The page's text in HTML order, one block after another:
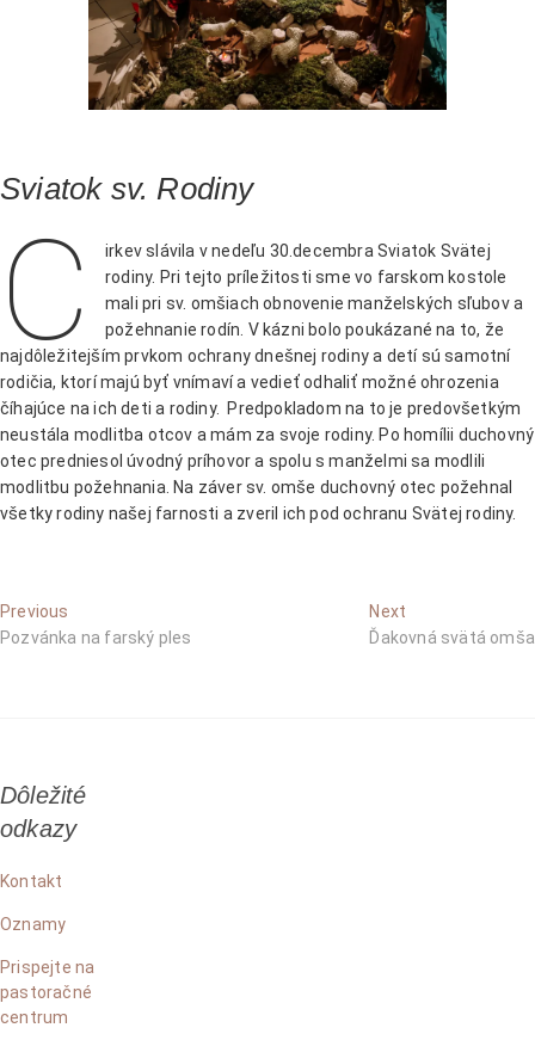
Sviatok sv. Rodiny
C
irkev slávila v nedeľu 30.decembra Sviatok Svätej
rodiny. Pri tejto príležitosti sme vo farskom kostole
mali pri sv. omšiach obnovenie manželských sľubov a
požehnanie rodín. V kázni bolo poukázané na to, že
najdôležitejším prvkom ochrany dnešnej rodiny a detí sú samotní
rodičia, ktorí majú byť vnímaví a vedieť odhaliť možné ohrozenia
číhajúce na ich deti a rodiny. Predpokladom na to je predovšetkým
neustála modlitba otcov a mám za svoje rodiny. Po homílii duchovný
otec predniesol úvodný príhovor a spolu s manželmi sa modlili
modlitbu požehnania. Na záver sv. omše duchovný otec požehnal
všetky rodiny našej farnosti a zveril ich pod ochranu Svätej rodiny.
Navigácia
v
Previous
post:
Pozvánka na farský ples
Next
post:
Ďakovná svätá omša
Dôležité
odkazy
Kontakt
Oznamy
Prispejte na
pastoračné
centrum